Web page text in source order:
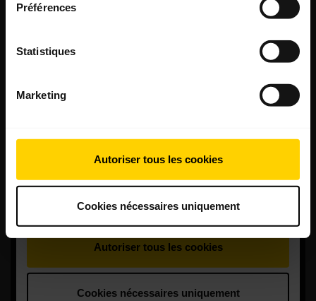
Préférences
Statistiques
Marketing
Autoriser tous les cookies
Cookies nécessaires uniquement